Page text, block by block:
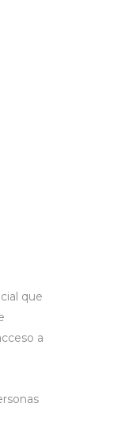
que
a